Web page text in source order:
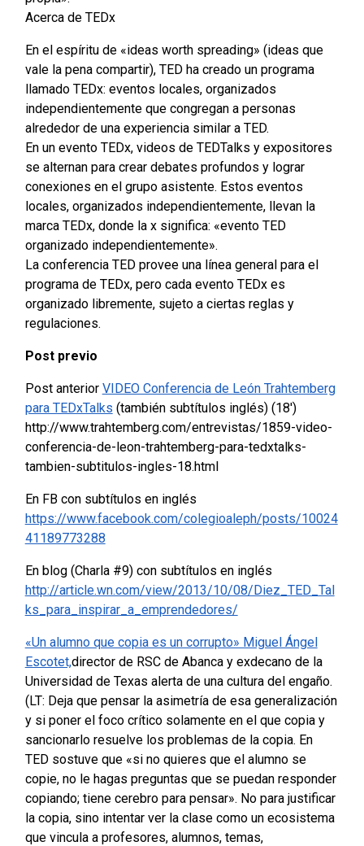
Acerca de TEDx
En el espíritu de «ideas worth spreading» (ideas que
vale la pena compartir), TED ha creado un programa
llamado TEDx: eventos locales, organizados
independientemente que congregan a personas
alrededor de una experiencia similar a TED.
En un evento TEDx, videos de TEDTalks y expositores
se alternan para crear debates profundos y lograr
conexiones en el grupo asistente. Estos eventos
locales, organizados independientemente, llevan la
marca TEDx, donde la x significa: «evento TED
organizado independientemente».
La conferencia TED provee una línea general para el
programa de TEDx, pero cada evento TEDx es
organizado libremente, sujeto a ciertas reglas y
regulaciones.
Post previo
Post anterior VIDEO Conferencia de León Trahtemberg
para TEDxTalks (también subtítulos inglés) (18′)
http://www.trahtemberg.com/entrevistas/1859-video-
conferencia-de-leon-trahtemberg-para-tedxtalks-
tambien-subtitulos-ingles-18.html
En FB con subtítulos en inglés
https://www.facebook.com/colegioaleph/posts/10024
41189773288
En blog (Charla #9) con subtítulos en inglés
http://article.wn.com/view/2013/10/08/Diez_TED_Tal
ks_para_inspirar_a_emprendedores/
«Un alumno que copia es un corrupto» Miguel Ángel
Escotet,director de RSC de Abanca y exdecano de la
Universidad de Texas alerta de una cultura del engaño.
(LT: Deja que pensar la asimetría de esa generalización
y si poner el foco crítico solamente en el que copia y
sancionarlo resuelve los problemas de la copia. En
TED sostuve que «si no quieres que el alumno se
copie, no le hagas preguntas que se puedan responder
copiando; tiene cerebro para pensar». No para justificar
la copia, sino intentar ver la clase como un ecosistema
que vincula a profesores, alumnos, temas,